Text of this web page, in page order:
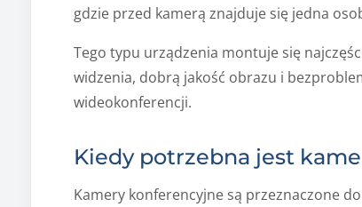
gdzie przed kamerą znajduje się jedna
Tego typu urządzenia montuje się
widzenia, dobrą jakość obrazu i
wideokonferencji.
Kiedy potrzebna jest
Kamery konferencyjne są przeznaczone